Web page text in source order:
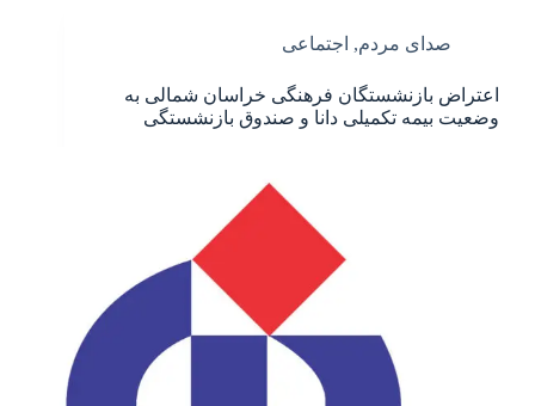
صدای مردم, اجتماعی
اعتراض بازنشستگان فرهنگی خراسان شمالی به
وضعیت بیمه تکمیلی دانا و صندوق بازنشستگی